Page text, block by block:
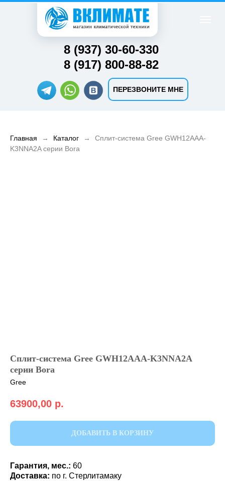
ПЕРЕЗВОНИТЕ МНЕ
8 (937) 30-60-330
8 (917) 800-88-82
Главная Каталог
Cплит-система Gree GWH12AAA-
K3NNA2A серии Bora
Cплит-система Gree GWH12AAA-K3NNA2A
серии Bora
Gree
63900,00 р.
ДОБАВИТЬ В КОРЗИНУ
Гарантия, мес.: 60
Доставка: по г. Стерлитамаку